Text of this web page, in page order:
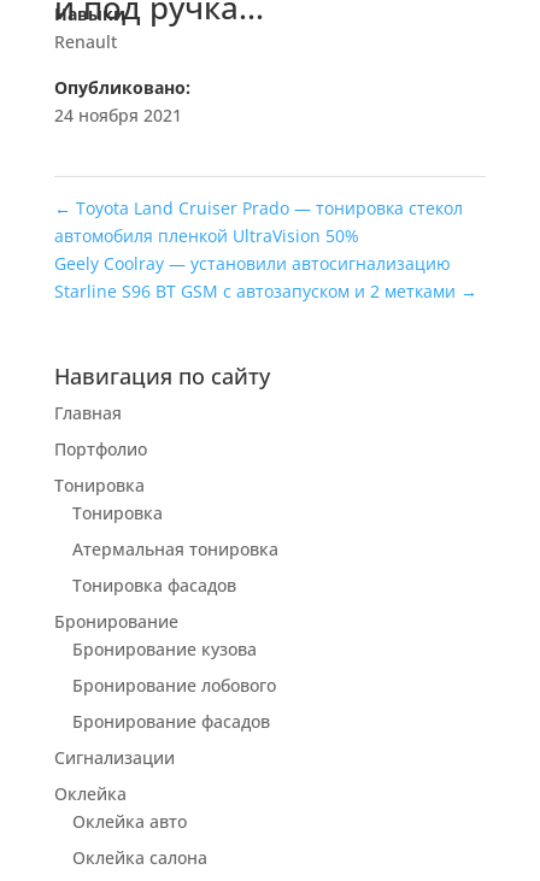
Навыки
Renault
Опубликовано:
24 ноября 2021
← Toyota Land Cruiser Prado — тонировка стекол
автомобиля пленкой UltraVision 50%
Geely Coolray — установили автосигнализацию
Starline S96 BT GSM с автозапуском и 2 метками →
Навигация по сайту
Главная
Портфолио
Тонировка
Тонировка
Атермальная тонировка
Тонировка фасадов
Бронирование
Бронирование кузова
Бронирование лобового
Бронирование фасадов
Сигнализации
Оклейка
Оклейка авто
Оклейка салона